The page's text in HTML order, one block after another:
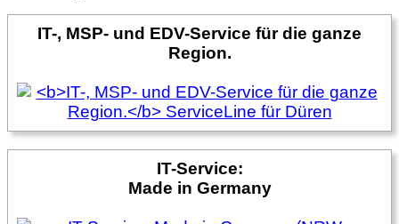
IT-, MSP- und EDV-Service für die ganze
Region.
IT-Service:
Made in Germany